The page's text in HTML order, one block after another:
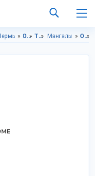
Отдых Туризм Мангалы Отдых в Пермский край